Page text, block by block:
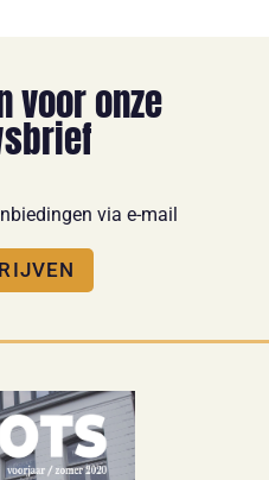
voor onze
via e-mail